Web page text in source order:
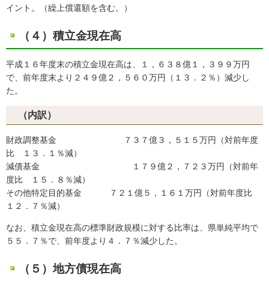
イント。（繰上償還額を含む。）
（４）積立金現在高
平成１６年度末の積立金現在高は、１，６３８億１，３９９万円
で、前年度末より２４９億２，５６０万円（１３．２％）減少し
た。
（内訳）
財政調整基金 ７３７億３，５１５万円（対前年度
比 １３．１％減）
減債基金 １７９億２，７２３万円（対前年
度比 １５．８％減）
その他特定目的基金 ７２１億５，１６１万円（対前年度比
１２．７％減）
なお、積立金現在高の標準財政規模に対する比率は、県単純平均で
５５．７％で、前年度より４．７％減少した。
（５）地方債現在高